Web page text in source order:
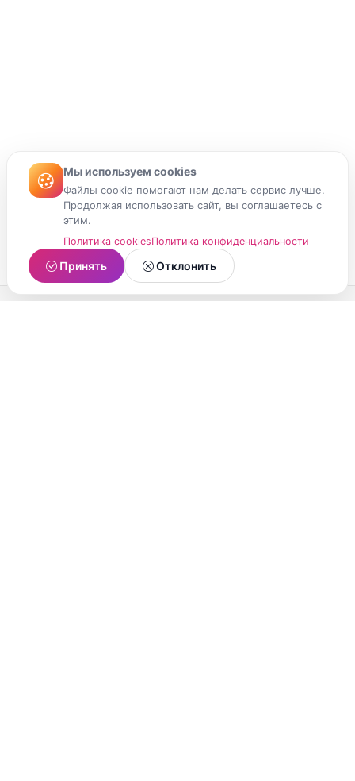
Мы используем cookies
Файлы cookie помогают нам делать сервис лучше.
Продолжая использовать сайт, вы соглашаетесь с
этим.
Политика cookiesПолитика конфиденциальности
Принять Отклонить